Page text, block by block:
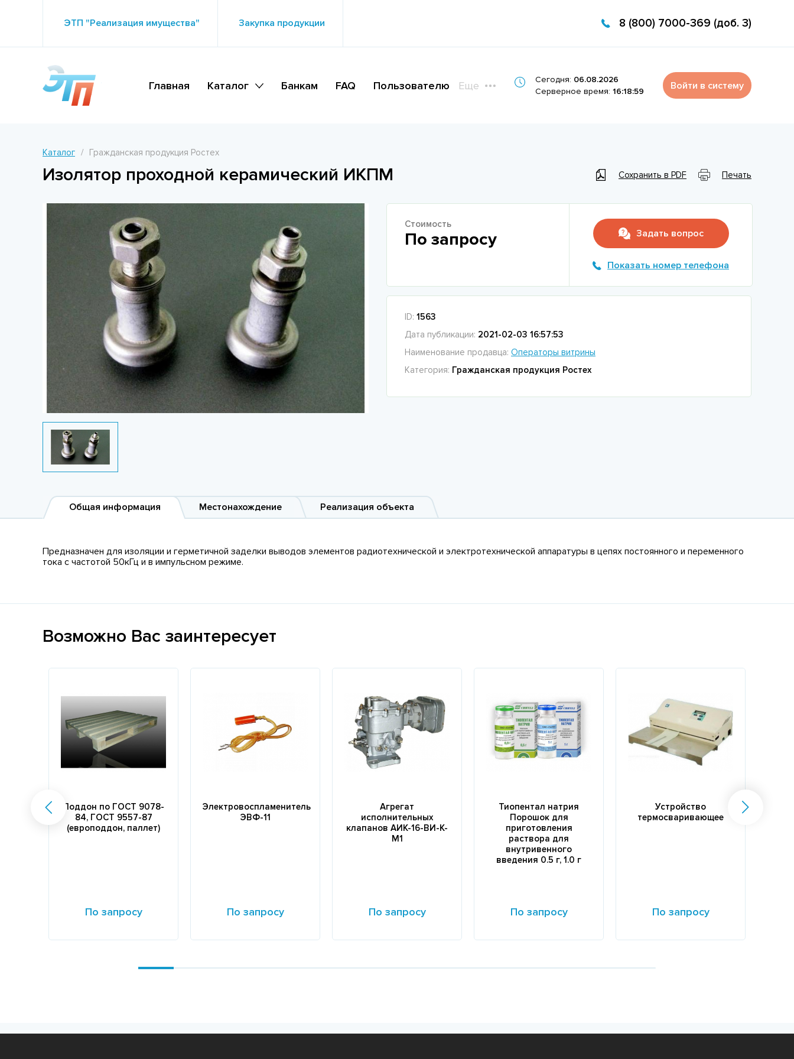
ЭТП "Реализация имущества" Закупка продукции 8 (800) 7000-369 (доб. 3)
Главная Каталог Банкам FAQ Пользователю Еще Сегодня: 06.08.2026
Серверное время: 16:18:59 Войти в систему
Каталог Гражданская продукция Ростех
Изолятор проходной керамический ИКПМ Сохранить в PDF Печать
Стоимость
По запросу Задать вопрос
Показать номер телефона
ID: 1563
Дата публикации: 2021-02-03 16:57:53
Наименование продавца: Операторы витрины
Категория: Гражданская продукция Ростех
Общая информация Местонахождение Реализация объекта
Предназначен для изоляции и герметичной заделки выводов элементов радиотехнической и электротехнической аппаратуры в цепях постоянного и переменного
тока с частотой 50кГц и в импульсном режиме.
Возможно Вас заинтересует
Поддон по ГОСТ 9078-
84, ГОСТ 9557-87
(европоддон, паллет)
По запросу
Электровоспламенитель
ЭВФ-11
По запросу
Агрегат
исполнительных
клапанов АИК-16-ВИ-К-
М1
По запросу
Тиопентал натрия
Порошок для
приготовления
раствора для
внутривенного
введения 0.5 г, 1.0 г
По запросу
Устройство
термосваривающее
По запросу